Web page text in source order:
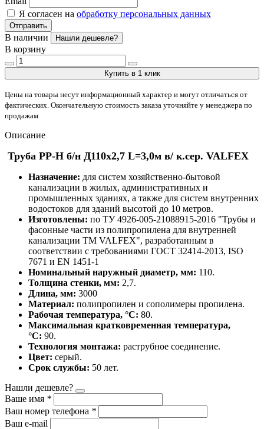
Я согласен на обработку персональных данных
Отправить
В наличии Нашли дешевле?
В корзину
Купить в 1 клик
Цены на товары несут информационный характер и могут отличаться от
фактических. Окончательную стоимость заказа уточняйте у менеджера по
продажам
Описание
Труба РР-Н б/н Д110х2,7 L=3,0м в/ к.сер. VALFEX
Назначение: для систем хозяйственно-бытовой
канализации в жилых, административных и
промышленных зданиях, а также для систем внутренних
водостоков для зданий высотой до 10 метров.
Изготовлены: по ТУ 4926-005-21088915-2016 "Трубы и
фасонные части из полипропилена для внутренней
канализации ТМ VALFEX", разработанным в
соответствии с требованиями ГОСТ 32414-2013, ISO
7671 и EN 1451-1
Номинальный наружный диаметр, мм: 110.
Толщина стенки, мм: 2,7.
Длина, мм: 3000
Материал: полипропилен и сополимеры пропилена.
Рабочая температура, °С: 80.
Максимальная кратковременная температура,
°С: 90.
Технология монтажа: раструбное соединение.
Цвет: серый.
Срок службы: 50 лет.
Нашли дешевле?
Ваше имя *
Ваш номер телефона *
Ваш e-mail